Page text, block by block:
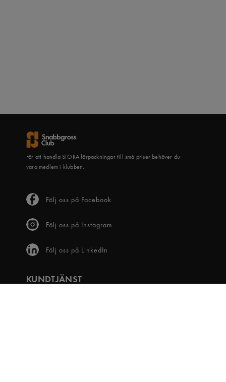
För att handla STORA förpackningar till små priser behöver du
vara medlem i klubben.
Följ oss på Facebook
Följ oss på Instagram
Följ oss på LinkedIn
KUNDTJÄNST